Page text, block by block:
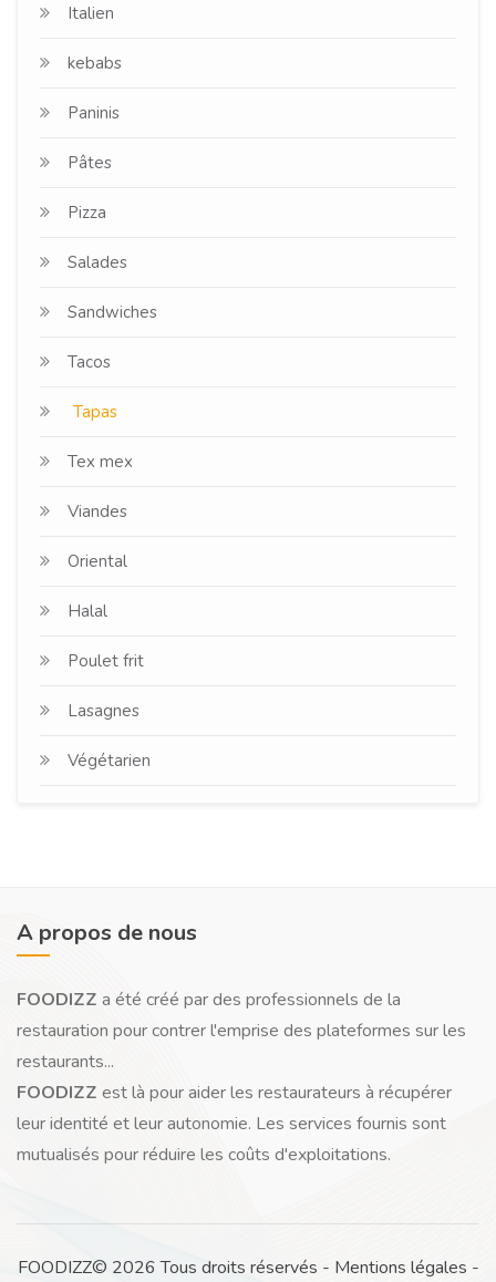
Italien
kebabs
Paninis
Pâtes
Pizza
Salades
Sandwiches
Tacos
Tapas
Tex mex
Viandes
Oriental
Halal
Poulet frit
Lasagnes
Végétarien
A propos de nous
FOODIZZ a été créé par des professionnels de la
restauration pour contrer l'emprise des plateformes sur les
restaurants...
FOODIZZ est là pour aider les restaurateurs à récupérer
leur identité et leur autonomie. Les services fournis sont
mutualisés pour réduire les coûts d'exploitations.
FOODIZZ© 2026 Tous droits réservés - Mentions légales -